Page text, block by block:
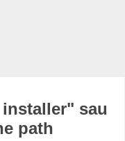
sau
path